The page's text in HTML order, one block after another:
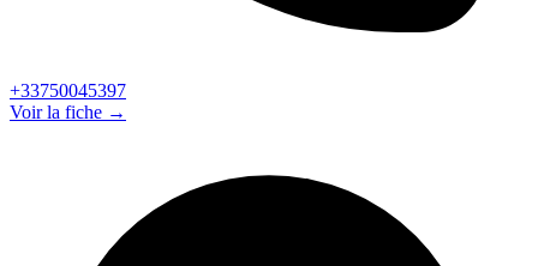
+33750045397
Voir la fiche →